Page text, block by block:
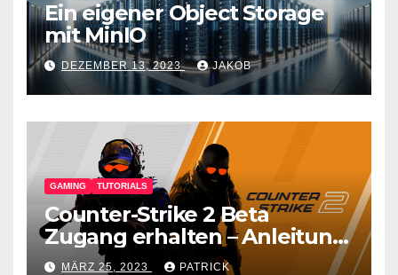
Ein eigener Object Storage
mit MinIO
DEZEMBER 13, 2023 JAKOB
GAMING TUTORIALS
Counter-Strike 2 Beta
Zugang erhalten – Anleitung
für den CS GO Nachfolger
MÄRZ 25, 2023 PATRICK